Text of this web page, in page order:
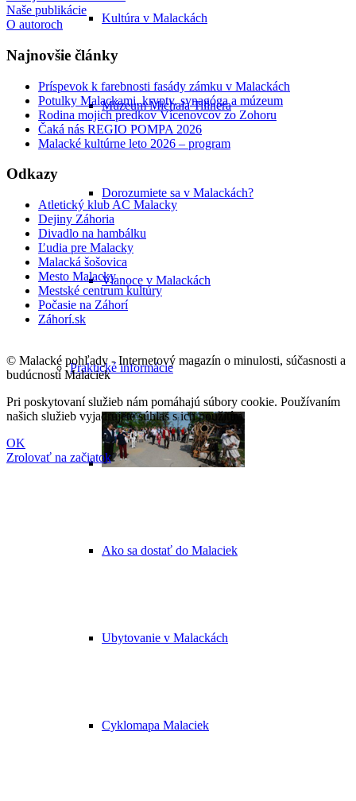
Kultúra v Malackách
Múzeum Michala Tillnera
Dorozumiete sa v Malackách?
Vianoce v Malackách
Praktické informácie
Ako sa dostať do Malaciek
Ubytovanie v Malackách
Cyklomapa Malaciek
Naše publikácie
O autoroch
Najnovšie články
Príspevok k farebnosti fasády zámku v Malackách
Potulky Malackami, krypty, synagóga a múzeum
Rodina mojich predkov Vícenovcov zo Zohoru
Čaká nás REGIO POMPA 2026
Malacké kultúrne leto 2026 – program
Odkazy
Atletický klub AC Malacky
Dejiny Záhoria
Divadlo na hambálku
Ľudia pre Malacky
Malacká šošovica
Mesto Malacky
Mestské centrum kultúry
Počasie na Záhorí
Záhorí.sk
© Malacké pohľady - Internetový magazín o minulosti, súčasnosti a
budúcnosti Malaciek
Pri poskytovaní služieb nám pomáhajú súbory cookie. Používaním
našich služieb vyjadrujete súhlas s ich použitím.
OK
Zrolovať na začiatok